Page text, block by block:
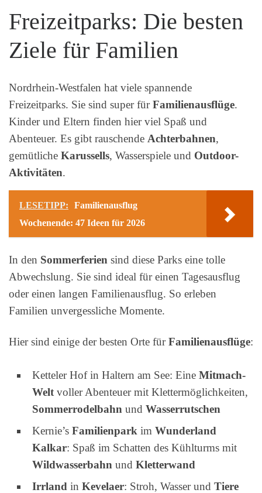
Freizeitparks: Die besten
Ziele für Familien
Nordrhein-Westfalen hat viele spannende
Freizeitparks. Sie sind super fürFamilienausflüge.
Kinder und Eltern finden hier viel Spaß und
Abenteuer. Es gibt rauschende Achterbahnen,
gemütliche Karussells, Wasserspiele und Outdoor-
Aktivitäten.
LESETIPP:
Familienausflug
Wochenende: 47 Ideen für 2026
In den Sommerferien sind diese Parks eine tolle
Abwechslung. Sie sind ideal für einen Tagesausflug
oder einen langen Familienausflug. So erleben
Familien unvergessliche Momente.
Hier sind einige der besten Orte fürFamilienausflüge:
Ketteler Hof in Haltern am See: Eine Mitmach-
Welt voller Abenteuer mit Klettermöglichkeiten,
Sommerrodelbahn und Wasserrutschen
Kernie’s Familienpark im Wunderland
Kalkar: Spaß im Schatten des Kühlturms mit
Wildwasserbahn und Kletterwand
Irrland in Kevelaer: Stroh, Wasser und Tiere